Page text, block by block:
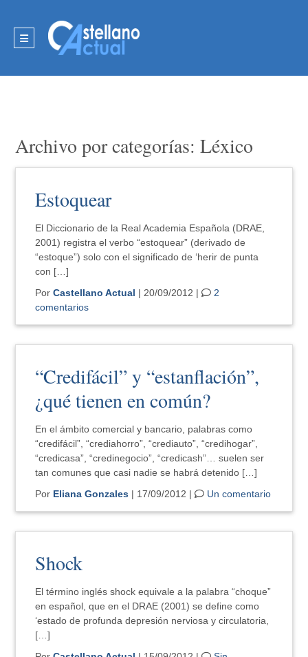
Archivo por categorías: Léxico
Estoquear
El Diccionario de la Real Academia Española (DRAE,
2001) registra el verbo “estoquear” (derivado de
“estoque”) solo con el significado de ‘herir de punta
con […]
PorCastellano Actual | 20/09/2012 |
2
comentarios
“Credifácil” y “estanflación”,
¿qué tienen en común?
En el ámbito comercial y bancario, palabras como
“credifácil”, “crediahorro”, “crediauto”, “credihogar”,
“credicasa”, “credinegocio”, “credicash”… suelen ser
tan comunes que casi nadie se habrá detenido […]
Por Eliana Gonzales | 17/09/2012 | Un comentario
Shock
El término inglés shock equivale a la palabra “choque”
en español, que en el DRAE (2001) se define como
‘estado de profunda depresión nerviosa y circulatoria,
[…]